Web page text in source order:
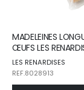
MADELEINES
ŒUFS LES
BARQUETTE 250 G /
LES RENARDISES
REF.8028913